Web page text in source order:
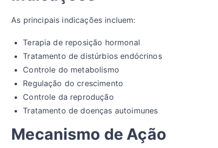
As principais indicações incluem:
Terapia de reposição hormonal
Tratamento de distúrbios endócrinos
Controle do metabolismo
Regulação do crescimento
Controle da reprodução
Tratamento de doenças autoimunes
Mecanismo de Ação